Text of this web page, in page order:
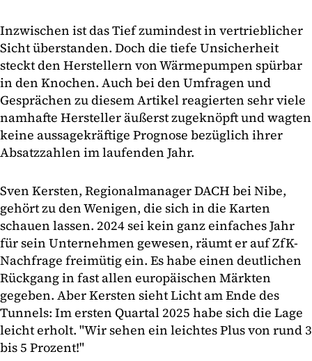
Inzwischen ist das Tief zumindest in vertrieblicher
Sicht überstanden. Doch die tiefe Unsicherheit
steckt den Herstellern von Wärmepumpen spürbar
in den Knochen. Auch bei den Umfragen und
Gesprächen zu diesem Artikel reagierten sehr viele
namhafte Hersteller äußerst zugeknöpft und wagten
keine aussagekräftige Prognose bezüglich ihrer
Absatzzahlen im laufenden Jahr.
Sven Kersten, Regionalmanager DACH bei Nibe,
gehört zu den Wenigen, die sich in die Karten
schauen lassen. 2024 sei kein ganz einfaches Jahr
für sein Unternehmen gewesen, räumt er auf ZfK-
Nachfrage freimütig ein. Es habe einen deutlichen
Rückgang in fast allen europäischen Märkten
gegeben. Aber Kersten sieht Licht am Ende des
Tunnels: Im ersten Quartal 2025 habe sich die Lage
leicht erholt. "Wir sehen ein leichtes Plus von rund 3
bis 5 Prozent!"